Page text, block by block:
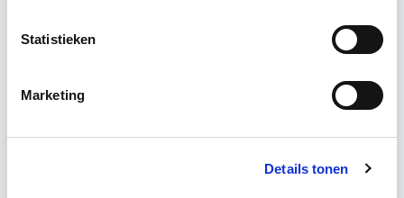
Statistieken
Marketing
Details tonen
Leer hoe je problemen voorkomt én hoe je (helaas
zo goed mogelijk zelf kunt afhandelen. Klassikaal